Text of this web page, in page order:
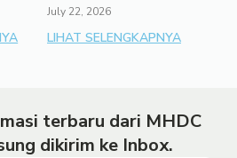
July 22, 2026
LIHAT SELENGKAPNYA
terbaru dari MHDC
dikirim ke Inbox.